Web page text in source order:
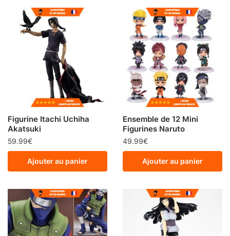
Figurine Itachi Uchiha
Akatsuki
59.99€
Ajouter au panier
Ensemble de 12 Mini
Figurines Naruto
49.99€
Ajouter au panier